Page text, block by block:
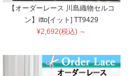
【オーダーレース 川島織物セルコ
ン】itto[イット] TT9429
¥2,692(税込) ～